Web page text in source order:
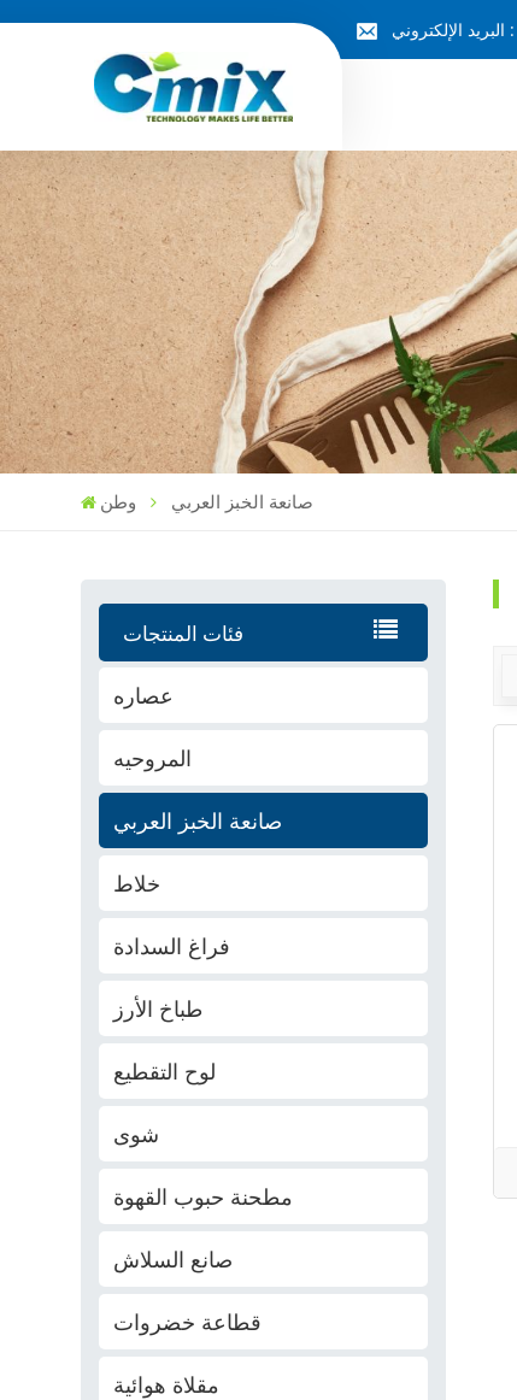
البريد الإلكتروني :
وطن صانعة الخبز العربي
فئات المنتجات
عصاره
المروحيه
صانعة الخبز العربي
خلاط
فراغ السدادة
طباخ الأرز
لوح التقطيع
شوى
مطحنة حبوب القهوة
صانع السلاش
قطاعة خضروات
مقلاة هوائية